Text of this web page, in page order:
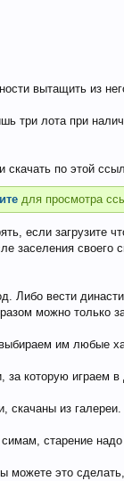
вытащить из
три лота при
скачать по этой
для просмотра
если загрузите
заселения своего
Либо вести
можно только
им любые
за которую
из
старение
можете это